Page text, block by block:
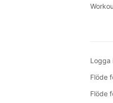
Logga
Flöde
Flöde